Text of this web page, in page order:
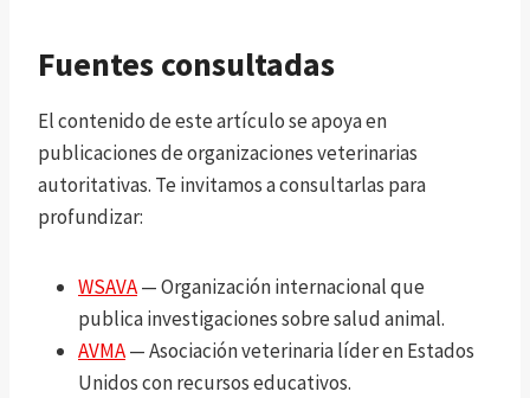
Fuentes consultadas
El contenido de este artículo se apoya en
publicaciones de organizaciones veterinarias
autoritativas. Te invitamos a consultarlas para
profundizar:
WSAVA— Organización internacional que
publica investigaciones sobre salud animal.
AVMA— Asociación veterinaria líder en Estados
Unidos con recursos educativos.